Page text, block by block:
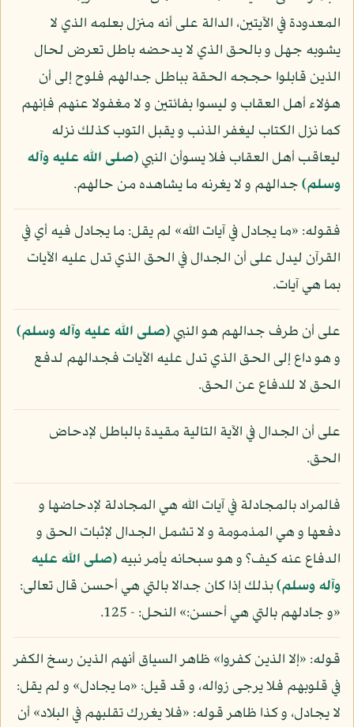
المعدودة في الآيتين، الدالة على أنه منزل بعلمه الذي لا
يشوبه جهل و بالحق الذي لا يدحضه باطل تعرض لحال
الذين قابلوا حججه الحقة بباطل جدالهم فلوح إلى أن
هؤلاء أهل العقاب و ليسوا بفائتين و لا مغفولا عنهم فإنهم
كما نزل الكتاب ليغفر الذنب و يقبل التوب كذلك نزله
ليعاقب أهل العقاب فلا يسوأن النبي(صلى الله عليه وآله
وسلم)جدالهم و لا يغرنه ما يشاهده من حالهم.
فقوله: «ما يجادل في آيات الله» لم يقل: ما يجادل فيه أي في
القرآن ليدل على أن الجدال في الحق الذي تدل عليه الآيات
بما هي آيات.
على أن طرف جدالهم هو النبي(صلى الله عليه وآله وسلم)
و هو داع إلى الحق الذي تدل عليه الآيات فجدالهم لدفع
الحق لا للدفاع عن الحق.
على أن الجدال في الآية التالية مقيدة بالباطل لإدحاض
الحق.
فالمراد بالمجادلة في آيات الله هي المجادلة لإدحاضها و
دفعها و هي المذمومة و لا تشمل الجدال لإثبات الحق و
الدفاع عنه كيف؟ و هو سبحانه يأمر نبيه(صلى الله عليه
وآله وسلم)بذلك إذا كان جدالا بالتي هي أحسن قال تعالى:
«و جادلهم بالتي هي أحسن:» النحل: - 125.
قوله: «إلا الذين كفروا» ظاهر السياق أنهم الذين رسخ الكفر
في قلوبهم فلا يرجى زواله، و قد قيل: «ما يجادل» و لم يقل:
لا يجادل، و كذا ظاهر قوله: «فلا يغررك تقلبهم في البلاد» أن